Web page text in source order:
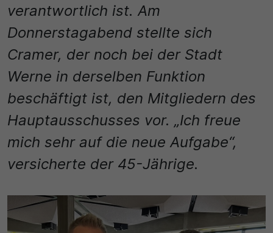
verantwortlich ist. Am
Donnerstagabend stellte sich
Cramer, der noch bei der Stadt
Werne in derselben Funktion
beschäftigt ist, den Mitgliedern des
Hauptausschusses vor. „Ich freue
mich sehr auf die neue Aufgabe“,
versicherte der 45-Jährige.
SgCookieOptin.lastPreferences
Anbieter
Cookie Consent / Ahlen
Zweck
Unter anderem eine zufällig generierte ID, für die
historische Speicherung Ihrer vorgenommen
Einstellungen, falls der Webseiten-Betreiber dies
Matomo
Laufzeit
1 Jahr
Wird für statistische Zwecke verwendet, um Details
wie die eindeutige Besucher-ID zu speichern.
Name
Anbieter